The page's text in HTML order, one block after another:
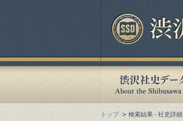
トップ 検索結果 - 社史詳細